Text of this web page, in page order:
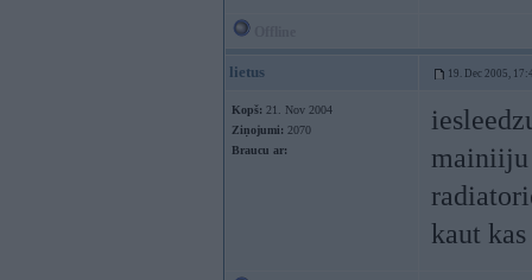
lietus 19. Dec 2005,
Kopš: 21. Nov 2004
Ziņojumi: 2070
Braucu ar:
mainiiju
kaut